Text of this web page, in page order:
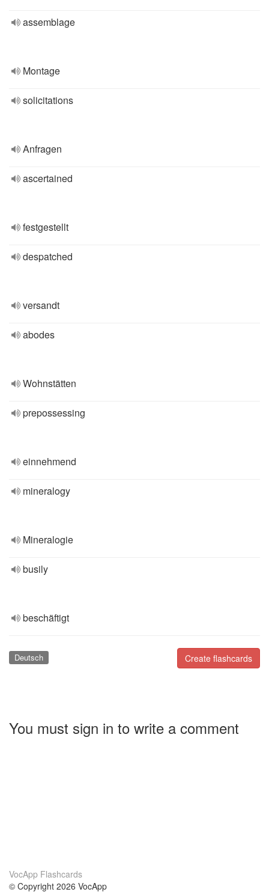
assemblage
Montage
solicitations
Anfragen
ascertained
festgestellt
despatched
versandt
abodes
Wohnstätten
prepossessing
einnehmend
mineralogy
Mineralogie
busily
beschäftigt
Create flashcards
Deutsch
You must sign in to write a comment
VocApp Flashcards
© Copyright 2026 VocApp